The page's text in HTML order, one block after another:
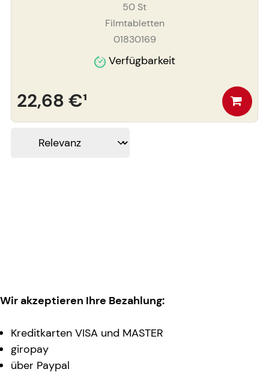
50 St
Filmtabletten
01830169
Verfügbarkeit
22,68 €¹
Wir akzeptieren Ihre Bezahlung:
Kreditkarten VISA und MASTER
giropay
über Paypal